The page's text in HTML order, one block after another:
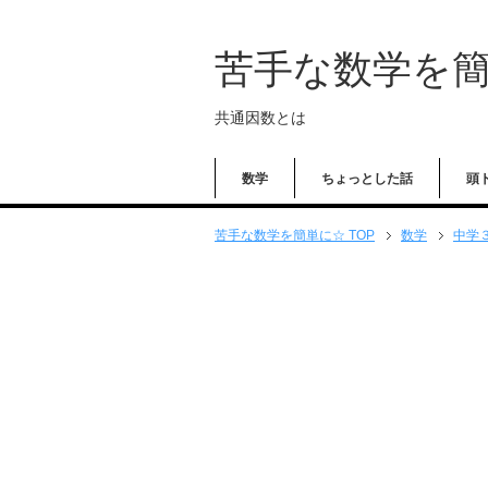
苦手な数学を
共通因数とは
数学 ちょっとした話 頭
苦手な数学を簡単に☆ TOP 数学 中学